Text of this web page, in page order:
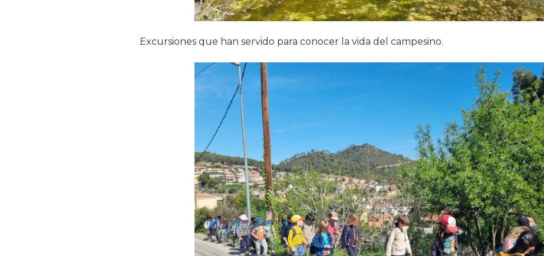
Excursiones que han servido para conocer la vida del campesino.